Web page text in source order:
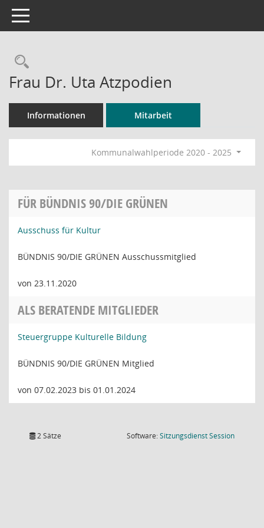
Toggle navigation
Rechercheauswahl
Frau Dr. Uta Atzpodien
Informationen Mitarbeit
Kommunalwahlperiode 2020 - 2025
FÜR BÜNDNIS 90/DIE GRÜNEN
Ausschuss für Kultur
BÜNDNIS 90/DIE GRÜNEN Ausschussmitglied
von 23.11.2020
ALS BERATENDE MITGLIEDER
Steuergruppe Kulturelle Bildung
BÜNDNIS 90/DIE GRÜNEN Mitglied
von 07.02.2023 bis 01.01.2024
2 Sätze Software:SitzungsdienstSession(Wird in